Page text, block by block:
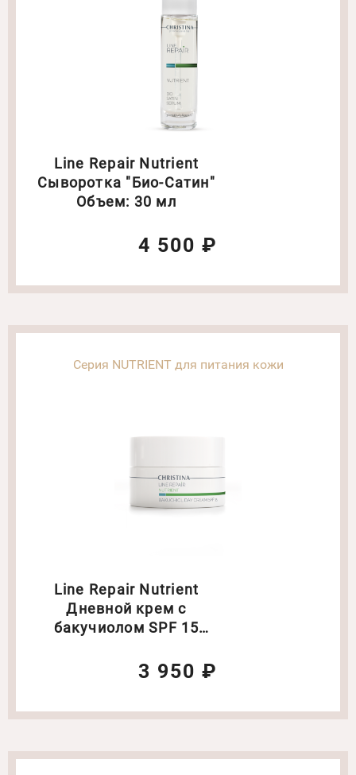
Line Repair Nutrient
Сыворотка "Био-Сатин"
Объем: 30 мл
4 500 ₽
Серия NUTRIENT для питания кожи
Line Repair Nutrient
Дневной крем с
бакучиолом SPF 15
3 950 ₽